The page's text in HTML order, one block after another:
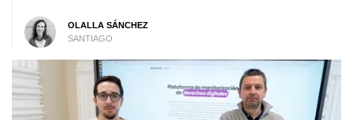
OLALLA SÁNCHEZ
SANTIAGO